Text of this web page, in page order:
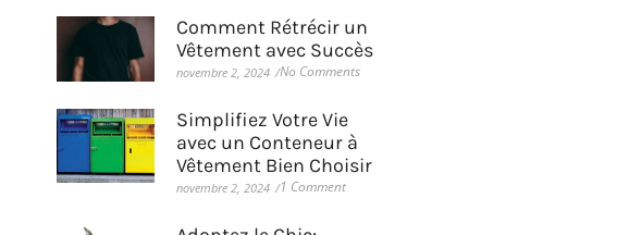
Comment Rétrécir un
Vêtement avec Succès
novembre 2, 2024 /No Comments
Simplifiez Votre Vie
avec un Conteneur à
Vêtement Bien Choisir
novembre 2, 2024 /1 Comment